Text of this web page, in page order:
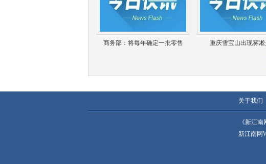
商务部：将每年确定一批零售 重庆雪宝山出现雾凇
关于我们
《新江
新江南网